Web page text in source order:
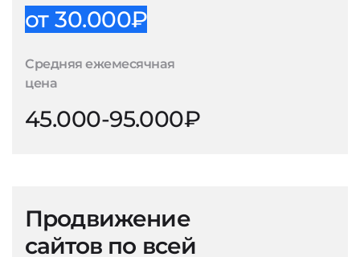
от 30.000₽
Средняя ежемесячная
цена
45.000-95.000₽
Продвижение
сайтов по всей